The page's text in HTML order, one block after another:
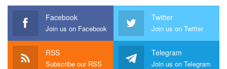
Facebook
Join us on Facebook
Twitter
Join us on Twitter
RSS
Subscribe our RSS
Telegram
Join us on Telegram